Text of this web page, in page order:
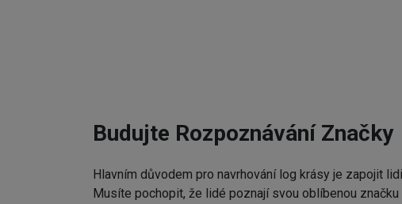
Budujte Rozpoznávání Značky
Hlavním důvodem pro navrhování log krásy je zapojit
Musíte pochopit, že lidé poznají svou oblíbenou